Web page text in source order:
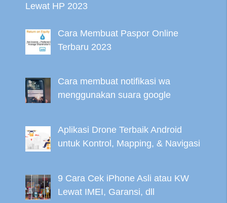
Lewat HP 2023
Cara Membuat Paspor Online
Terbaru 2023
Cara membuat notifikasi wa
menggunakan suara google
Aplikasi Drone Terbaik Android
untuk Kontrol, Mapping, & Navigasi
9 Cara Cek iPhone Asli atau KW
Lewat IMEI, Garansi, dll